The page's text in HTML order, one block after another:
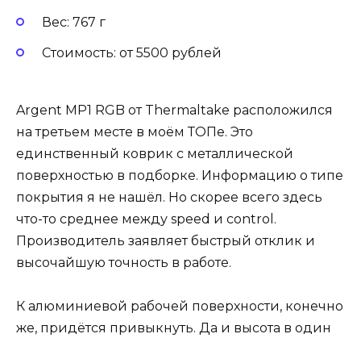
Вес: 767 г
Стоимость: от 5500 рублей
Argent MP1 RGB от Thermaltake расположился
на третьем месте в моём ТОПе. Это
единственный коврик с металлической
поверхностью в подборке. Информацию о типе
покрытия я не нашёл. Но скорее всего здесь
что-то среднее между speed и control.
Производитель заявляет быстрый отклик и
высочайшую точность в работе.
К алюминиевой рабочей поверхности, конечно
же, придётся привыкнуть. Да и высота в один